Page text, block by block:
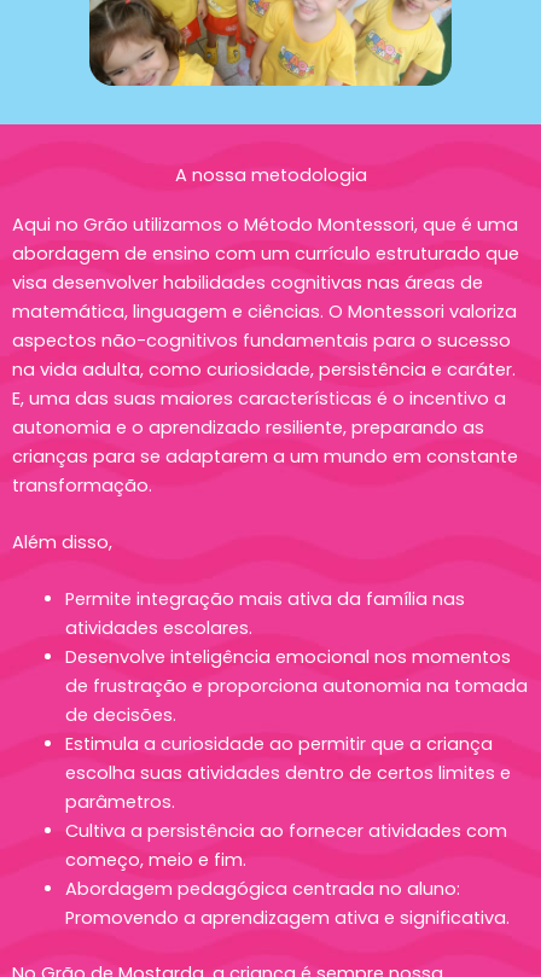
A nossa metodologia
Aqui no Grão utilizamos o Método Montessori, que é uma
abordagem de ensino com um currículo estruturado que
visa desenvolver habilidades cognitivas nas áreas de
matemática, linguagem e ciências. O Montessori valoriza
aspectos não-cognitivos fundamentais para o sucesso
na vida adulta, como curiosidade, persistência e caráter.
E, uma das suas maiores características é o incentivo a
autonomia e o aprendizado resiliente, preparando as
crianças para se adaptarem a um mundo em constante
transformação.
Além disso,
Permite integração mais ativa da família nas
atividades escolares.
Desenvolve inteligência emocional nos momentos
de frustração e proporciona autonomia na tomada
de decisões.
Estimula a curiosidade ao permitir que a criança
escolha suas atividades dentro de certos limites e
parâmetros.
Cultiva a persistência ao fornecer atividades com
começo, meio e fim.
Abordagem pedagógica centrada no aluno:
Promovendo a aprendizagem ativa e significativa.